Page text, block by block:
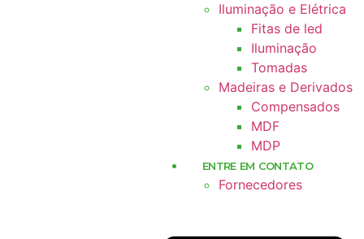
Iluminação e Elétrica
Fitas de led
Iluminação
Tomadas
Madeiras e Derivados
Compensados
MDF
MDP
ENTRE EM CONTATO
Fornecedores